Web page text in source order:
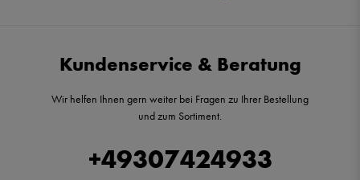
Kundenservice & Beratung
Wir helfen Ihnen gern weiter bei Fragen zu Ihrer Bestellung
und zum Sortiment.
+49307424933